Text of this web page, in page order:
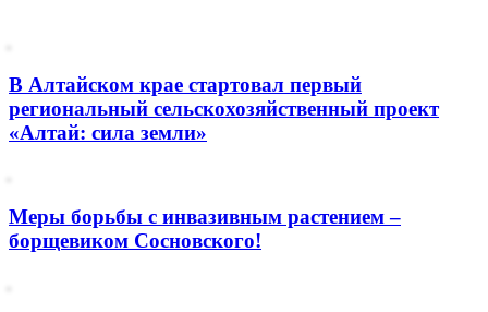
В Алтайском крае стартовал первый
региональный сельскохозяйственный проект
«Алтай: сила земли»
Меры борьбы с инвазивным растением –
борщевиком Сосновского!